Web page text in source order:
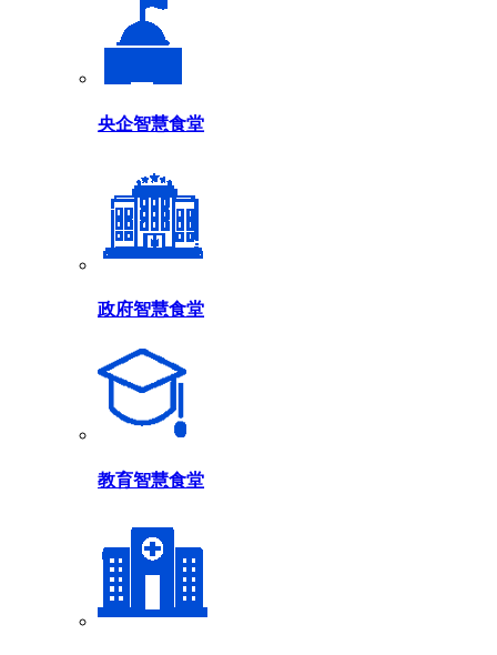
央企智慧食堂
政府智慧食堂
教育智慧食堂